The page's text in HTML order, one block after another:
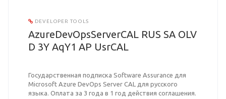
DEVELOPER TOOLS
AzureDevOpsServerCAL RUS SA OLV
D 3Y AqY1 AP UsrCAL
Государственная подписка Software Assurance для
Microsoft Azure DevOps Server CAL для русского
языка. Оплата за 3 года в 1 год действия соглашения.